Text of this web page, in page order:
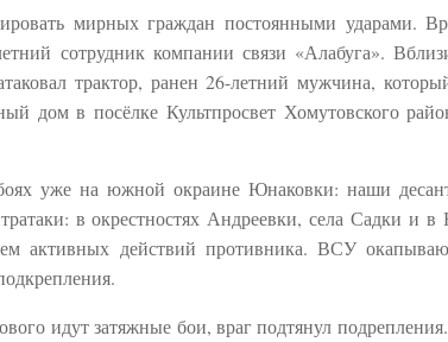
мирных граждан постоянными ударами.
сотрудник компании связи «Алабуга».
трактор, ранен 26-летний мужчина,
дом в посёлке Культпросвет Хомутовского
уже на южной окраине Юнаковки: наши
в окрестностях Андреевки, села Садки и
активных действий противника. ВСУ
идут затяжные бои, враг подтянул